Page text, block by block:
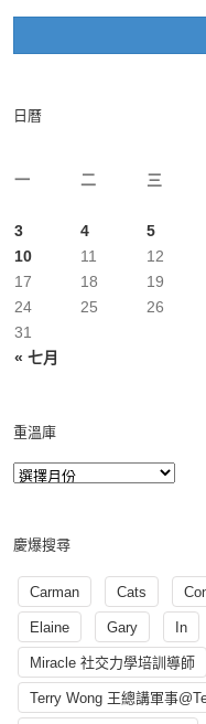
日曆
一
二 三
« 七月
3
4 5
10
11 12
17
18 19
24
25 26
31
重溫庫
慶爆搜尋
Carman Cats
Elaine Gary In
Miracle 社交力學培訓導師
Terry Wong 王總講軍事